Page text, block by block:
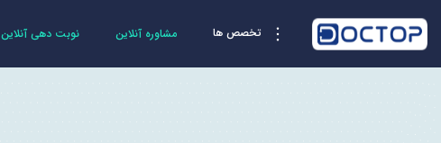
تخصص ها مشاوره آنلاین نوبت دهی آنلاین